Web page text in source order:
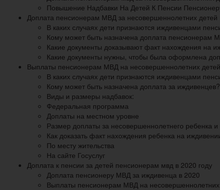
Повышение Надбавки На Детей К Пенсии
Доплата пенсионерам МВД за несовершеннолетних детей
В каких случаях дети признаются иждивенцами
Кому может быть назначена доплата пенсионерам
Какие документы доказывают факт нахождения на
Какие документы нужны, чтобы была оформлена
Выплаты пенсионерам МВД на несовершеннолетних
В каких случаях дети признаются иждивенцами
Кому может быть назначена доплата за иждивенцев?
Виды и размеры надбавок:
Федеральная программа
Доплаты на местном уровне
Размер доплаты за несовершеннолетнего ребенка
Как доказать факт нахождения ребенка на
По месту жительства
На сайте Госуслуг
Доплата к пенсии за детей пенсионерам мвд в 2020 году
Доплата пенсионеру МВД за иждивенца в 2020
Выплаты пенсионерам МВД на несовершеннолетних